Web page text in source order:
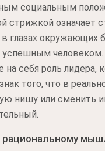
социальным
стрижкой означает
глазах окружающих
человеком.
на себя роль лидера,
того, что в
нишу или сменить
рациональному